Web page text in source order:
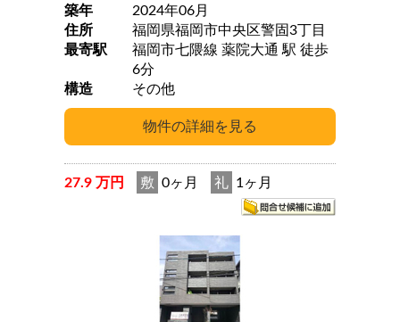
築年
2024年06月
住所
福岡県福岡市中央区警固3丁目
最寄駅
福岡市七隈線 薬院大通 駅 徒歩
6分
構造
その他
27.9 万円 敷 0ヶ月 礼 1ヶ月